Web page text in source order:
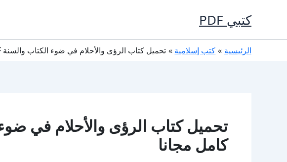
كتبي PDF
الرئيسية كتب إسلامية تحميل كتاب الرؤى والأحلام في ضوء الكتاب والسنة PDF كامل مجانا
كامل مجانا